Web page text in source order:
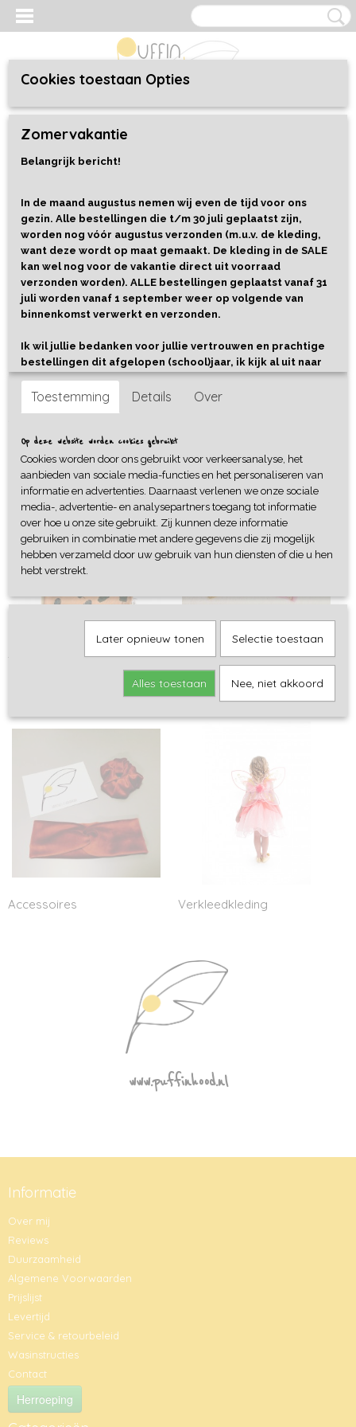
Sweaters
T-shirts Jurken
Accessoires Verkleedkleding
www.puffinhood.nl
Informatie
Over mij
Reviews
Duurzaamheid
Algemene Voorwaarden
Prijslijst
Levertijd
Service & retourbeleid
Wasinstructies
Contact
Herroeping
Cookies toestaan Opties
Zomervakantie
Belangrijk bericht!
In de maand augustus nemen wij even de tijd voor ons
gezin. Alle bestellingen die t/m 30 juli geplaatst zijn,
worden nog vóór augustus verzonden (m.u.v. de kleding,
want deze wordt op maat gemaakt. De kleding in de SALE
kan wel nog voor de vakantie direct uit voorraad
verzonden worden). ALLE bestellingen geplaatst vanaf 31
juli worden vanaf 1 september weer op volgende van
binnenkomst verwerkt en verzonden.
Ik wil jullie bedanken voor jullie vertrouwen en prachtige
bestellingen dit afgelopen (school)jaar, ik kijk al uit naar
het nieuwe seizoen, met weer genoeg ideeën voor mooie
kleding collecties en het uitbreiden van ons duurzame
verschil ❤️
Liefs,
Rose
Ok
Toestemming Details Over
Op deze website worden cookies gebruikt
Cookies worden door ons gebruikt voor verkeersanalyse, het
aanbieden van sociale media-functies en het personaliseren van
informatie en advertenties. Daarnaast verlenen we onze sociale
media-, advertentie- en analysepartners toegang tot informatie
over hoe u onze site gebruikt. Zij kunnen deze informatie
gebruiken in combinatie met andere gegevens die zij mogelijk
hebben verzameld door uw gebruik van hun diensten of die u hen
hebt verstrekt.
Later opnieuw tonen Selectie toestaan
Alles toestaan Nee, niet akkoord